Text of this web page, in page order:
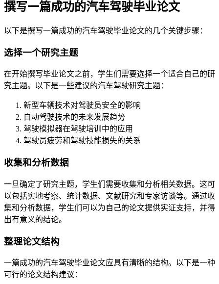
撰写一篇成功的汽车驾驶毕业论文
以下是撰写一篇成功的汽车驾驶毕业论文的几个关键步骤：
选择一个研究主题
在开始撰写毕业论文之前，学生们需要选择一个适合自己的研
究主题。以下是一些建议的汽车驾驶研究主题：
新型车辆技术对驾驶员安全的影响
自动驾驶技术的未来发展趋势
驾驶模拟器在驾驶培训中的应用
驾驶员疲劳和驾驶技能损失的关系
收集和分析数据
一旦确定了研究主题，学生们需要收集和分析相关数据。这可
以包括实地考察、统计数据、文献研究和专家访谈等。通过收
集和分析数据，学生们可以为自己的论文提供实证支持，并得
出有意义的结论。
整理论文结构
一篇成功的汽车驾驶毕业论文应具有清晰的结构。以下是一种
可行的论文结构建议：